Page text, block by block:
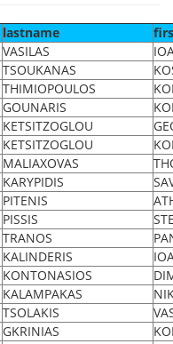
lastname
VASILAS
TSOUKANAS
THIMIOPOULOS
GOUNARIS
KETSITZOGLOU
KETSITZOGLOU
MALIAXOVAS
KARYPIDIS
PITENIS
PISSIS
TRANOS
KALINDERIS
KONTONASIOS
KALAMPAKAS
TSOLAKIS
GKRINIAS